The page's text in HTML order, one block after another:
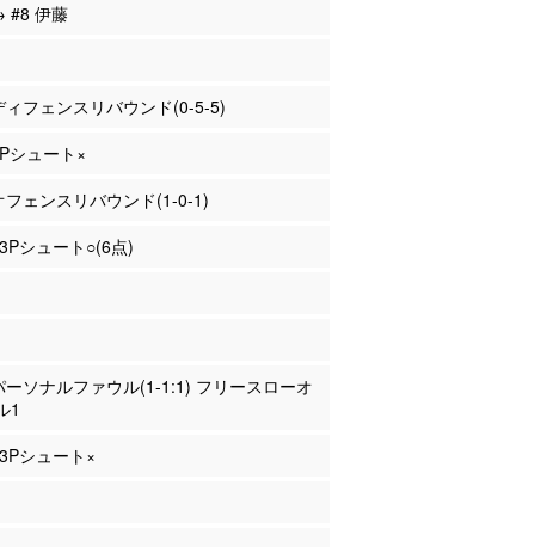
#8 伊藤
ィフェンスリバウンド(0-5-5)
シュート×
フェンスリバウンド(1-0-1)
シュート○(6点)
ーソナルファウル(1-1:1) フリースローオ
1
シュート×